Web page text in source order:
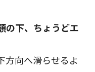
下、ちょうどエ
方向へ滑らせるよ